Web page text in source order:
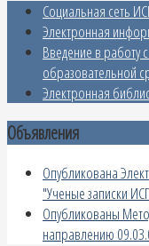
Социальная сеть
Электронная
Введение в работу
образовательной
Электронная
Объявления
Опубликована
"Ученые записки
Опубликованы
направлению